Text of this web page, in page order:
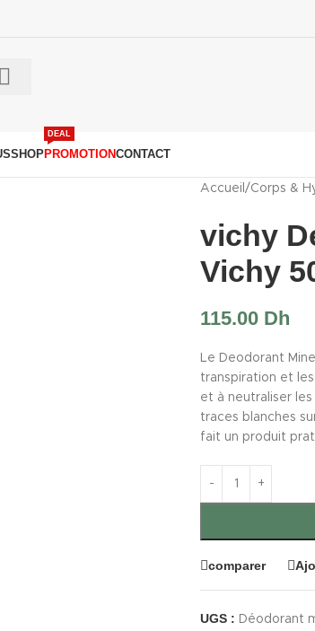
SHOPPROMOTION
DEAL
CONTACT
Accueil /Corps &
vichy
Vichy
115.00 Dh
Le Deodorant
transpiration et
et à neutraliser
traces blanches
fait un produit
comparer
UGS : Déodorant